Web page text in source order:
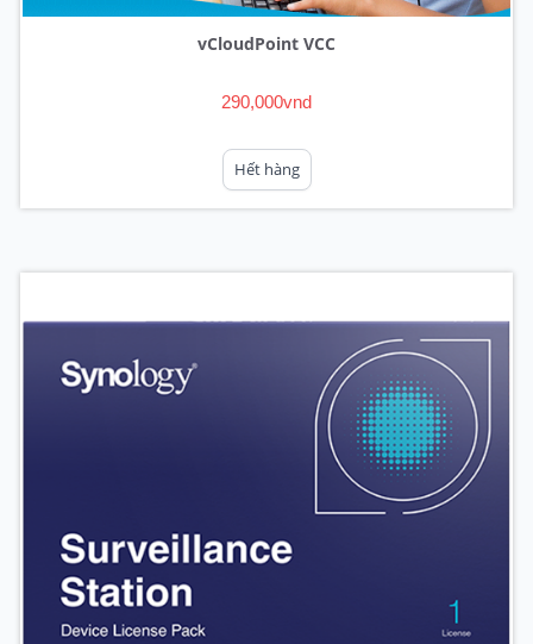
vCloudPoint VCC
290,000vnd
Hết hàng